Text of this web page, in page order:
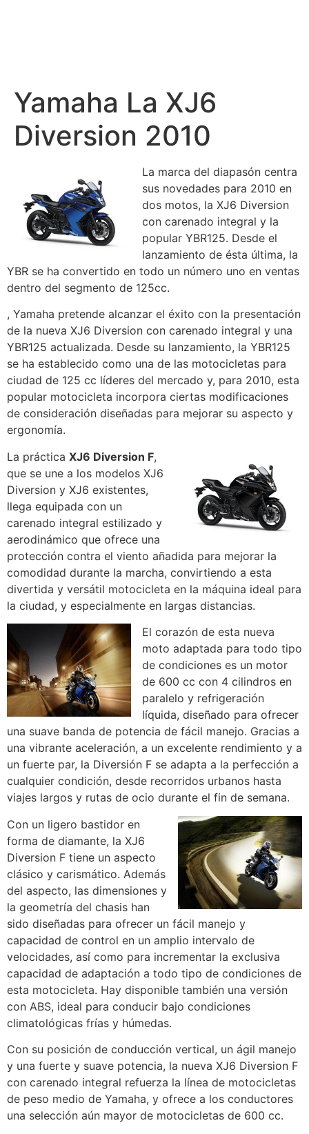
Yamaha La XJ6
Diversion 2010
La marca del diapasón centra
sus novedades para 2010 en
dos motos, la XJ6 Diversion
con carenado integral y la
popular YBR125. Desde el
lanzamiento de ésta última, la
YBR se ha convertido en todo un número uno en ventas
dentro del segmento de 125cc.
, Yamaha pretende alcanzar el éxito con la presentación
de la nueva XJ6 Diversion con carenado integral y una
YBR125 actualizada. Desde su lanzamiento, la YBR125
se ha establecido como una de las motocicletas para
ciudad de 125 cc líderes del mercado y, para 2010, esta
popular motocicleta incorpora ciertas modificaciones
de consideración diseñadas para mejorar su aspecto y
ergonomía.
La práctica XJ6 Diversion F,
que se une a los modelos XJ6
Diversion y XJ6 existentes,
llega equipada con un
carenado integral estilizado y
aerodinámico que ofrece una
protección contra el viento añadida para mejorar la
comodidad durante la marcha, convirtiendo a esta
divertida y versátil motocicleta en la máquina ideal para
la ciudad, y especialmente en largas distancias.
El corazón de esta nueva
moto adaptada para todo tipo
de condiciones es un motor
de 600 cc con 4 cilindros en
paralelo y refrigeración
líquida, diseñado para ofrecer
una suave banda de potencia de fácil manejo. Gracias a
una vibrante aceleración, a un excelente rendimiento y a
un fuerte par, la Diversión F se adapta a la perfección a
cualquier condición, desde recorridos urbanos hasta
viajes largos y rutas de ocio durante el fin de semana.
Con un ligero bastidor en
forma de diamante, la XJ6
Diversion F tiene un aspecto
clásico y carismático. Además
del aspecto, las dimensiones y
la geometría del chasis han
sido diseñadas para ofrecer un fácil manejo y
capacidad de control en un amplio intervalo de
velocidades, así como para incrementar la exclusiva
capacidad de adaptación a todo tipo de condiciones de
esta motocicleta. Hay disponible también una versión
con ABS, ideal para conducir bajo condiciones
climatológicas frías y húmedas.
Con su posición de conducción vertical, un ágil manejo
y una fuerte y suave potencia, la nueva XJ6 Diversion F
con carenado integral refuerza la línea de motocicletas
de peso medio de Yamaha, y ofrece a los conductores
una selección aún mayor de motocicletas de 600 cc.